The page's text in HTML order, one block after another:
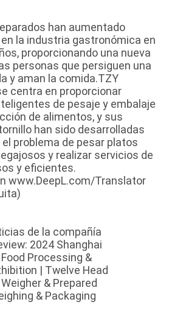
han aumentado
la industria gastronómica en
proporcionando una nueva
personas que persiguen una
y aman la comida.TZY
centra en proporcionar
de pesaje y embalaje
de alimentos, y sus
han sido desarrolladas
problema de pesar platos
y realizar servicios de
y eficientes.
www.DeepL.com/Translator